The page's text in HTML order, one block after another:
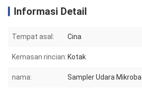
Informasi Detail
Tempat asal: Cina
Kemasan rincian: Kotak
nama: Sampler Udara Mikroba